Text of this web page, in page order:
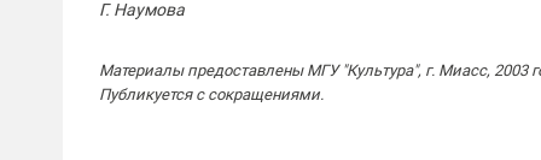
Г. Наумова
Материалы предоставлены МГУ "Культура", г. Миасс, 2003
Публикуется с сокращениями.